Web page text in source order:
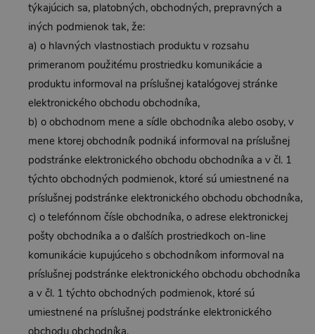
týkajúcich sa, platobných, obchodných, prepravných a
iných podmienok tak, že:
a) o hlavných vlastnostiach produktu v rozsahu
primeranom použitému prostriedku komunikácie a
produktu informoval na príslušnej katalógovej stránke
elektronického obchodu obchodníka,
b) o obchodnom mene a sídle obchodníka alebo osoby, v
mene ktorej obchodník podniká informoval na príslušnej
podstránke elektronického obchodu obchodníka a v čl. 1
týchto obchodných podmienok, ktoré sú umiestnené na
príslušnej podstránke elektronického obchodu obchodníka,
c) o telefónnom čísle obchodníka, o adrese elektronickej
pošty obchodníka a o ďalších prostriedkoch on-line
komunikácie kupujúceho s obchodníkom informoval na
príslušnej podstránke elektronického obchodu obchodníka
a v čl. 1 týchto obchodných podmienok, ktoré sú
umiestnené na príslušnej podstránke elektronického
obchodu obchodníka,